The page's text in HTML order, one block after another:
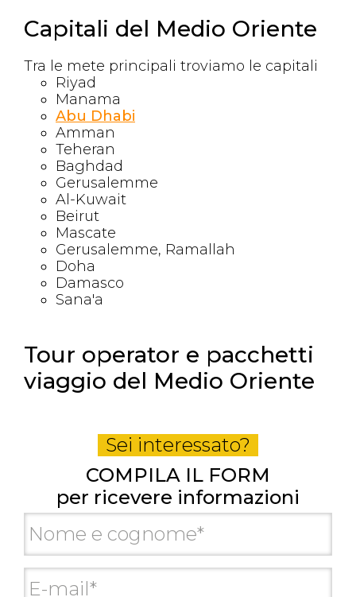
Capitali del Medio Oriente
Tra le mete principali troviamo le capitali
Riyad
Manama
Abu Dhabi
Amman
Teheran
Baghdad
Gerusalemme
Al-Kuwait
Beirut
Mascate
Gerusalemme, Ramallah
Doha
Damasco
Sana'a
Tour operator e pacchetti
viaggio del Medio Oriente
Sei interessato?
COMPILA IL FORM
per ricevere informazioni